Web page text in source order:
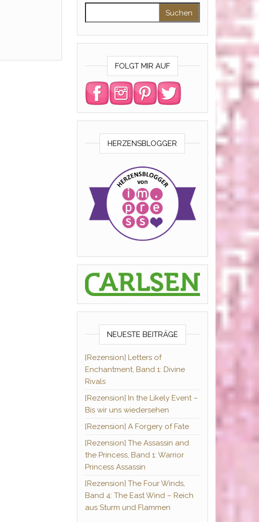
FOLGT MIR AUF
HERZENSBLOGGER
NEUESTE BEITRÄGE
[Rezension] Letters of
Enchantment, Band 1: Divine
Rivals
[Rezension] In the Likely Event –
Bis wir uns wiedersehen
[Rezension] A Forgery of Fate
[Rezension] The Assassin and
the Princess, Band 1: Warrior
Princess Assassin
[Rezension] The Four Winds,
Band 4: The East Wind – Reich
aus Sturm und Flammen